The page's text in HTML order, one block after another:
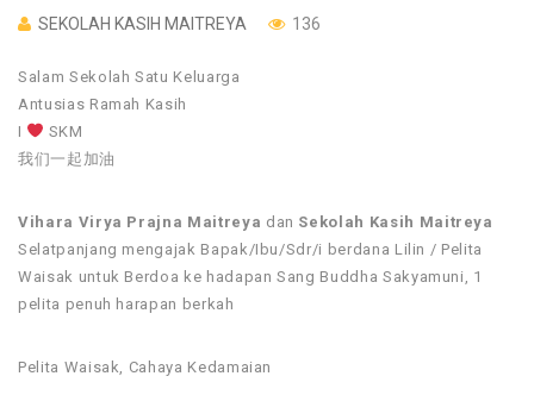
SEKOLAH KASIH MAITREYA 136
Salam Sekolah Satu Keluarga
Antusias Ramah Kasih
I
SKM
我们一起加油
Vihara Virya Prajna Maitreya dan Sekolah Kasih Maitreya
Selatpanjang mengajak Bapak/Ibu/Sdr/i berdana Lilin / Pelita
Waisak untuk Berdoa ke hadapan Sang Buddha Sakyamuni, 1
pelita penuh harapan berkah
Pelita Waisak, Cahaya Kedamaian